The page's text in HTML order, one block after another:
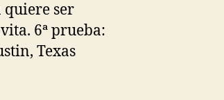
quiere ser
6ª prueba:
Texas